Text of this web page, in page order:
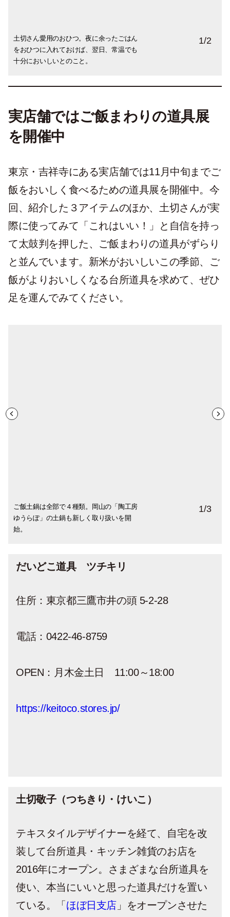
土切さん愛用のおひつ。夜に余ったごはん
をおひつに入れておけば、翌日、常温でも
十分においしいとのこと。
おひつは２サイズで色は３種類。ぽってり
とした釉薬が温かな雰囲気。
1/2
実店舗ではご飯まわりの道具展
を開催中
東京・吉祥寺にある実店舗では11月中旬までご
飯をおいしく食べるための道具展を開催中。今
回、紹介した３アイテムのほか、土切さんが実
際に使ってみて「これはいい！」と自信を持っ
て太鼓判を押した、ご飯まわりの道具がずらり
と並んでいます。新米がおいしいこの季節、ご
飯がよりおいしくなる台所道具を求めて、ぜひ
足を運んでみてください。
ご飯土鍋は全部で４種類。岡山の「陶工房
ゆうらぽ」の土鍋も新しく取り扱いを開
始。
高知で作陶している小坂明さんのごはん茶
碗も入荷。このお茶碗は土切さんも愛用し
ているもの。
土鍋炊飯の詳しい説明書もあり。 1/3
だいどこ道具 ツチキリ
住所：東京都三鷹市井の頭 5-2-28
電話：0422-46-8759
OPEN：月木金土日 11:00～18:00
https://keitoco.stores.jp/
土切敬子（つちきり・けいこ）
テキスタイルデザイナーを経て、自宅を改
装して台所道具・キッチン雑貨のお店を
2016年にオープン。さまざまな台所道具を
使い、本当にいいと思った道具だけを置い
ている。「 ほぼ日支店 」をオープンさせた